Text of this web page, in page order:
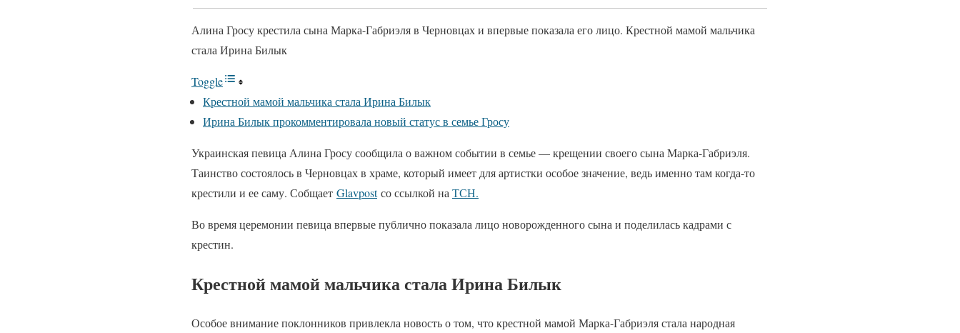
Алина Гросу крестила сына Марка-Габриэля в Черновцах и впервые показала его лицо. Крестной мамой мальчика
стала Ирина Билык
Toggle
Крестной мамой мальчика стала Ирина Билык
Ирина Билык прокомментировала новый статус в семье Гросу
Украинская певица Алина Гросу сообщила о важном событии в семье — крещении своего сына Марка-Габриэля.
Таинство состоялось в Черновцах в храме, который имеет для артистки особое значение, ведь именно там когда-то
крестили и ее саму. Собщает Glavpostсо ссылкой на ТСН.
Во время церемонии певица впервые публично показала лицо новорожденного сына и поделилась кадрами с
крестин.
Крестной мамой мальчика стала Ирина Билык
Особое внимание поклонников привлекла новость о том, что крестной мамой Марка-Габриэля стала народная